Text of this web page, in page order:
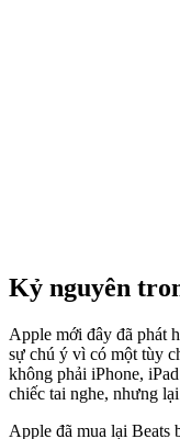
Kỷ nguyên
Apple mới đây đã phát
sự chú ý vì có một tùy
không phải iPhone,
chiếc tai nghe, nhưng
Apple đã mua lại Beats